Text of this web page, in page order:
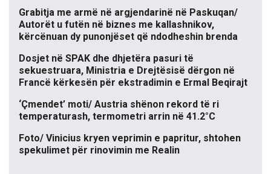
Grabitja me armë në argjendarinë në Paskuqan/
Autorët u futën në biznes me kallashnikov,
kërcënuan dy punonjëset që ndodheshin brenda
Dosjet në SPAK dhe dhjetëra pasuri të
sekuestruara, Ministria e Drejtësisë dërgon në
Francë kërkesën për ekstradimin e Ermal Beqirajt
‘Çmendet’ moti/ Austria shënon rekord të ri
temperaturash, termometri arrin në 41.2°C
Foto/ Vinicius kryen veprimin e papritur, shtohen
spekulimet për rinovimin me Realin